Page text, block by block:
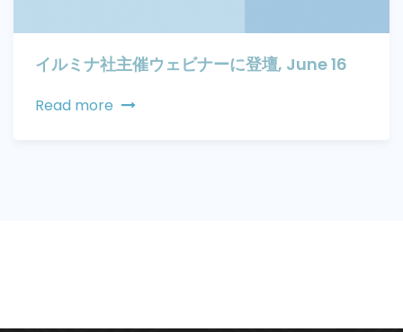
イルミナ社主催ウェビナーに登壇, June 16
Read more